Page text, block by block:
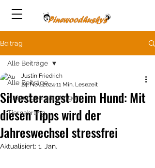
Beitrag
Alle Beiträge
Nahrungsergänzungen
Tiernahrung
Alle Beiträge
Silvesterangst beim Hund: Mit
diesen Tipps wird der
Jahreswechsel stressfrei
Justin Friedrich
24. Nov. 2024 11 Min. Lesezeit
Aktualisiert: 1. Jan.